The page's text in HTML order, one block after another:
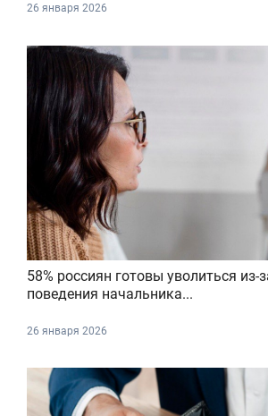
26 января 2026
58% россиян готовы уволиться из-
поведения начальника...
26 января 2026